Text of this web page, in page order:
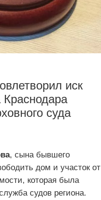
иск
Краснодара
суда
, сына бывшего
дом и участок от
которая была
судов региона.